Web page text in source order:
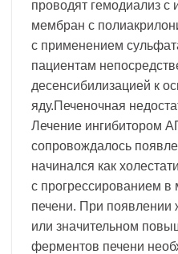
проводят гемодиализ с
мембран с
с применением
пациентам
десенсибилизацией к
яду.Печеночная
Лечение ингибитором
сопровождалось
начинался как
с прогрессированием
печени. При появлении
или значительном
ферментов печени